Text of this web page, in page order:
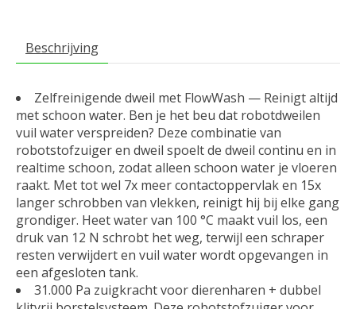
Beschrijving
Zelfreinigende dweil met FlowWash — Reinigt altijd
met schoon water. Ben je het beu dat robotdweilen
vuil water verspreiden? Deze combinatie van
robotstofzuiger en dweil spoelt de dweil continu en in
realtime schoon, zodat alleen schoon water je vloeren
raakt. Met tot wel 7x meer contactoppervlak en 15x
langer schrobben van vlekken, reinigt hij bij elke gang
grondiger. Heet water van 100 °C maakt vuil los, een
druk van 12 N schrobt het weg, terwijl een schraper
resten verwijdert en vuil water wordt opgevangen in
een afgesloten tank.
31.000 Pa zuigkracht voor dierenharen + dubbel